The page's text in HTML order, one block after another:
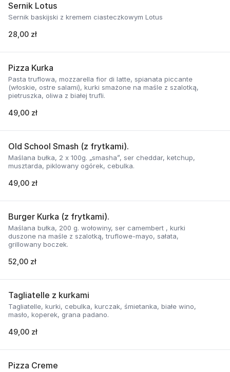
Sernik Lotus
Sernik baskijski z kremem ciasteczkowym Lotus
28,00 zł
Pizza Kurka
Pasta truflowa, mozzarella fior di latte, spianata piccante
(włoskie, ostre salami), kurki smażone na maśle z szalotką,
pietruszka, oliwa z białej trufli.
49,00 zł
Old School Smash (z frytkami).
Maślana bułka, 2 x 100g. „smasha”, ser cheddar, ketchup,
musztarda, piklowany ogórek, cebulka.
49,00 zł
Burger Kurka (z frytkami).
Maślana bułka, 200 g. wołowiny, ser camembert , kurki
duszone na maśle z szalotką, truflowe-mayo, sałata,
grillowany boczek.
52,00 zł
Tagliatelle z kurkami
Tagliatelle, kurki, cebulka, kurczak, śmietanka, białe wino,
masło, koperek, grana padano.
49,00 zł
Pizza Creme